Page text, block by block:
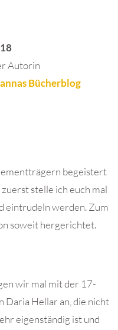
Autorin
Bücherblog
begeistert
stelle ich euch mal
eintrudeln werden. Zum
soweit hergerichtet.
wir mal mit der 17-
Daria Hellar an, die nicht
eigenständig ist und